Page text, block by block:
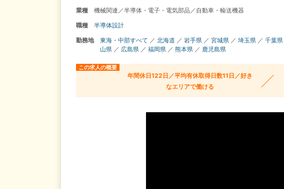
業種
機械関連／半導体・電子・電気部品／自動車・輸送機器
職種
半導体設計
勤務地
東海・中部すべて ／ 北海道 ／ 岩手県 ／ 宮城県 ／ 埼玉県 ／ 千葉県
山県 ／ 広島県 ／ 福岡県 ／ 熊本県 ／ 鹿児島県
この求人の概要
年間休日122日／平均有休取得日数11日／好き
なエリアで働ける